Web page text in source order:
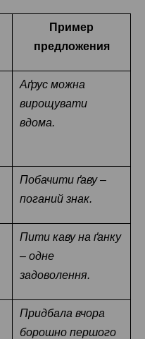
Пример
предложения
Аґрус можна
вирощувати
вдома.
Побачити ґаву –
поганий знак.
Пити каву на ґанку
– одне
задоволення.
Придбала вчора
борошно першого